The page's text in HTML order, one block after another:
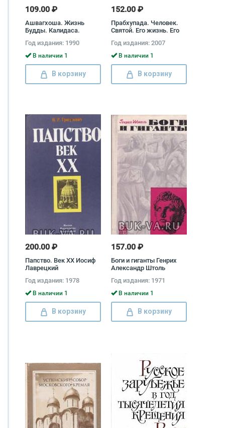
109.00 ₽
Ашвагхоша. Жизнь
Будды. Калидаса.
Калидаса
Год издания: 1990
В наличии 1
В корзину
152.00 ₽
Прабхупада. Человек.
Святой. Его жизнь. Его
дас Госвами
Год издания: 2007
В наличии 1
В корзину
200.00 ₽
Папство. Век XX Иосиф
Лаврецкий
Год издания: 1978
В наличии 1
В корзину
157.00 ₽
Боги и гиганты Генрих
Александр Штоль
Год издания: 1971
В наличии 1
В корзину